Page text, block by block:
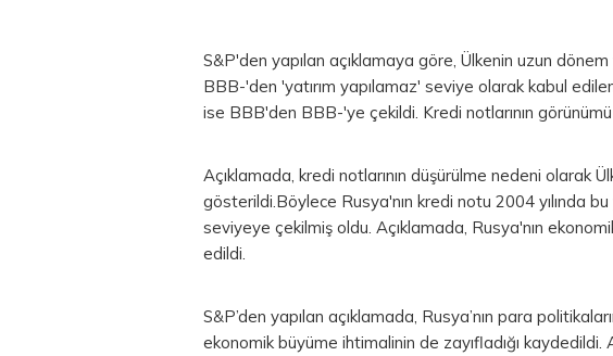
S&P'den yapılan açıklamaya göre, Ülkenin uzun dönem
BBB-'den 'yatırım yapılamaz' seviye olarak kabul
ise BBB'den BBB-'ye çekildi. Kredi notlarının
Açıklamada, kredi notlarının düşürülme nedeni olarak
gösterildi.Böylece Rusya'nın kredi notu 2004 yılında bu
seviyeye çekilmiş oldu. Açıklamada, Rusya'nın ekonomik
edildi.
S&P’den yapılan açıklamada, Rusya’nın para
ekonomik büyüme ihtimalinin de zayıfladığı kaydedildi.